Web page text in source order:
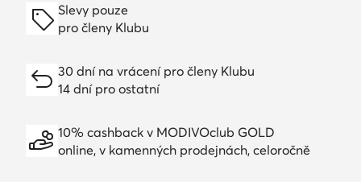
Slevy pouze
pro členy Klubu
30 dní na vrácení pro členy Klubu
14 dní pro ostatní
10% cashback v MODIVOclub GOLD
online, v kamenných prodejnách, celoročně